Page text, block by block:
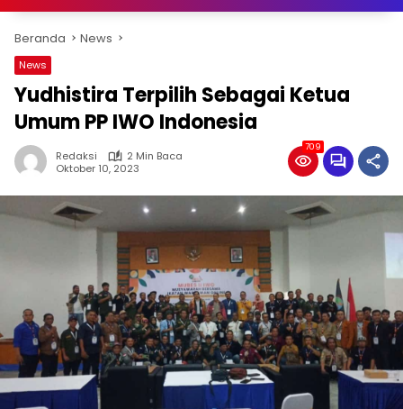
Beranda News
News
Yudhistira Terpilih Sebagai Ketua
Umum PP IWO Indonesia
Redaksi
2 Min Baca
Oktober 10, 2023
709